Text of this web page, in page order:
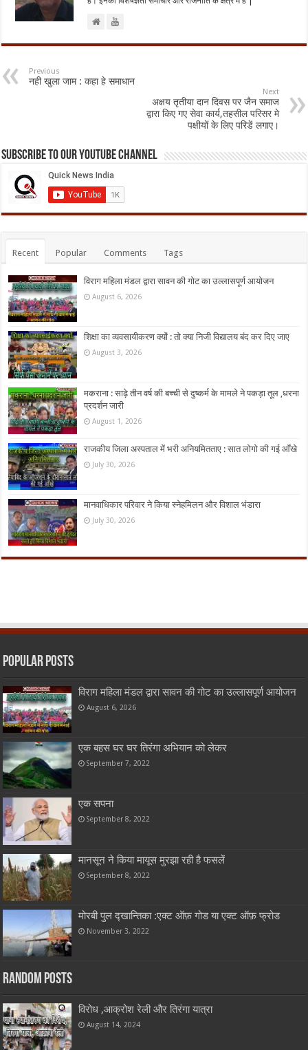
Previous
नही खुला जाम : कहा हे समाधान
Next
अक्षय तृतीया दान दिवस पर जैन समाज
द्वारा किए गए सेवा कार्य,तहसील परिसर मे
पक्षीयों के लिए परिडें लगाए।
Subscribe to our Youtube Channel
Recent Popular Comments Tags
विराग महिला मंडल द्वारा सावन की गोट का उल्लासपूर्ण आयोजन
August 6, 2026
शिक्षा का व्यवसायीकरण क्यों : तो क्या निजी विद्यालय बंद कर दिए जाए
August 3, 2026
मकराना : साढ़े तीन वर्ष की बच्ची से दुष्कर्म के मामले ने पकड़ा तूल ,धरना
प्रदर्शन जारी
August 1, 2026
राजकीय जिला अस्पताल में भरी अनियमितताए : सात लोगो की गई आँखे
July 30, 2026
मानवाधिकार परिवार ने किया स्नेहमिलन और विशाल भंडारा
July 30, 2026
Popular Posts
विराग महिला मंडल द्वारा सावन की गोट का उल्लासपूर्ण आयोजन
August 6, 2026
एक बहस घर घर तिरंगा अभियान को लेकर
September 7, 2022
एक सपना
September 8, 2022
मानसून ने किया मायूस मुरझा रही है फसलें
September 8, 2022
मोरबी पुल द्खान्तिका :एक्ट ऑफ़ गोड या एक्ट ऑफ़ फ्रोड
November 3, 2022
Random Posts
विरोध ,आक्रोश रेली और तिरंगा यात्रा
August 14, 2024